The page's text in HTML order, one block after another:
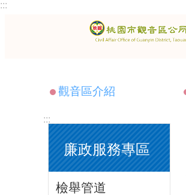
跳到主要內容區塊
:::
觀音區介紹
:::
廉政服務專區
檢舉管道